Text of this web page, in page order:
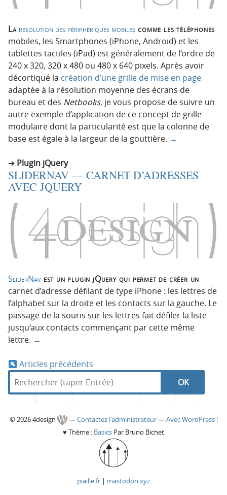
La résolution des périphériques mobiles comme les téléphones
mobiles, les Smartphones (iPhone, Android) et les
tablettes tactiles (iPad) est généralement de l’ordre de
240 x 320, 320 x 480 ou 480 x 640 pixels. Après avoir
décortiqué la création d’une grille de mise en page
adaptée à la résolution moyenne des écrans de
bureau et des Netbooks, je vous propose de suivre un
autre exemple d’application de ce concept de grille
modulaire dont la particularité est que la colonne de
base est égale à la largeur de la gouttière. →
Plugin jQuery
SLIDERNAV — CARNET D’ADRESSES
AVEC JQUERY
SliderNav est un plugin jQuery qui permet de créer un
carnet d’adresse défilant de type iPhone : les lettres de
l’alphabet sur la droite et les contacts sur la gauche. Le
passage de la souris sur les lettres fait défiler la liste
jusqu’aux contacts commençant par cette même
lettre. →
N
a
v
Articles précédents
R
R
e
d
4
C
© 2026 4design —Contactez l'administrateur—Avec WordPress !
♥ Thème : Basics Par Bruno Bichet
piaille.fr | mastodon.xyz